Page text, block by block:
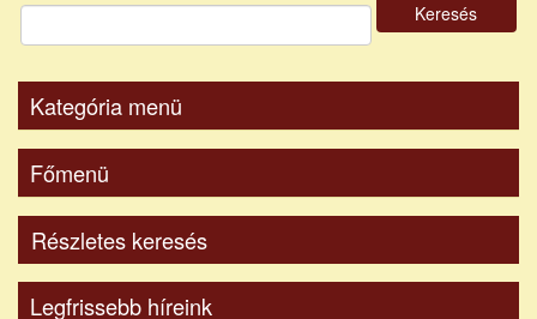
Keresés
Kategória menü
Főmenü
Részletes keresés
Legfrissebb híreink